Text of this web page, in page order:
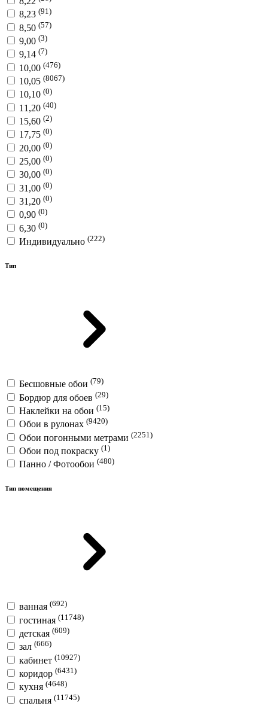
8,23 (91)
8,50 (57)
9,00 (3)
9,14 (7)
10,00 (476)
10,05 (8067)
10,10 (0)
11,20 (40)
15,60 (2)
17,75 (0)
20,00 (0)
25,00 (0)
30,00 (0)
31,00 (0)
31,20 (0)
0,90 (0)
6,30 (0)
Индивидуально (222)
Тип
Бесшовные обои (79)
Бордюр для обоев (29)
Наклейки на обои (15)
Обои в рулонах (9420)
Обои погонными метрами (2251)
Обои под покраску (1)
Панно / Фотообои (480)
Тип помещения
ванная (692)
гостиная (11748)
детская (609)
зал (666)
кабинет (10927)
коридор (6431)
кухня (4648)
спальня (11745)